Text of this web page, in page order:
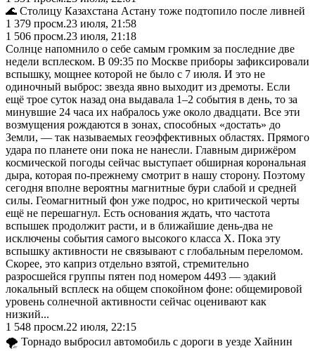
🌊 Столицу Казахстана Астану тоже подтопило после ливней
1 379 просм.23 июля, 21:58
1 506 просм.23 июля, 21:18
Солнце напомнило о себе самым громким за последние две
недели всплеском. В 09:35 по Москве приборы зафиксировали
вспышку, мощнее которой не было с 7 июля. И это не
одиночный выброс: звезда явно выходит из дремоты. Если
ещё трое суток назад она выдавала 1–2 события в день, то за
минувшие 24 часа их набралось уже около двадцати. Все эти
возмущения рождаются в зонах, способных «достать» до
Земли, — так называемых геоэффективных областях. Прямого
удара по планете они пока не нанесли. Главным дирижёром
космической погоды сейчас выступает обширная корональная
дыра, которая по-прежнему смотрит в нашу сторону. Поэтому
сегодня вполне вероятны магнитные бури слабой и средней
силы. Геомагнитный фон уже подрос, но критической черты
ещё не перешагнул. Есть основания ждать, что частота
вспышек продолжит расти, и в ближайшие день-два не
исключены события самого высокого класса X. Пока эту
вспышку активности не связывают с глобальным переломом.
Скорее, это каприз отдельно взятой, стремительно
разросшейся группы пятен под номером 4493 — эдакий
локальный всплеск на общем спокойном фоне: общемировой
уровень солнечной активности сейчас оценивают как
низкий...
1 548 просм.22 июля, 22:15
🌪️ Торнадо выбросил автомобиль с дороги в уезде Хайнин